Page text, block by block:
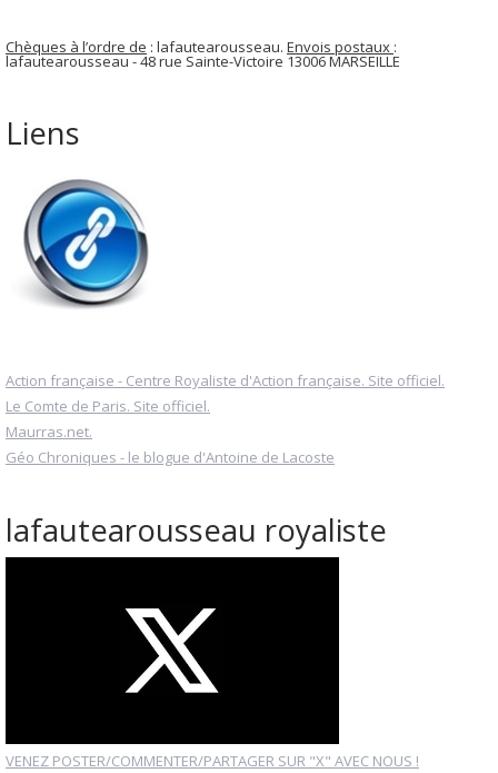
Chèques à l’ordre de : lafautearousseau. Envois postaux :
lafautearousseau - 48 rue Sainte-Victoire 13006 MARSEILLE
Liens
Action française - Centre Royaliste d'Action française. Site officiel.
Le Comte de Paris. Site officiel.
Maurras.net.
Géo Chroniques - le blogue d'Antoine de Lacoste
lafautearousseau royaliste
VENEZ POSTER/COMMENTER/PARTAGER SUR "X" AVEC NOUS !